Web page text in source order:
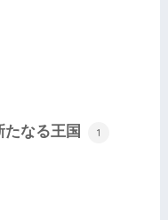
なる王国 1